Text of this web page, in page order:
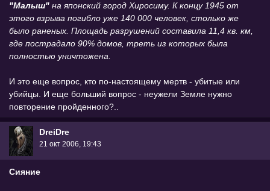
"Малыш" на японский город Хиросиму. К концу 1945 от
этого взрыва погибло уже 140 000 человек, столько же
было раненых. Площадь разрушений составила 11,4 кв. км,
где пострадало 90% домов, треть из которых была
полностью уничтожена.
И это еще вопрос, кто по-настоящему мертв - убитые или
убийцы. И еще больший вопрос - неужели Земле нужно
повторение пройденного?..
DreiDre
21 окт 2006, 19:43
Сияние